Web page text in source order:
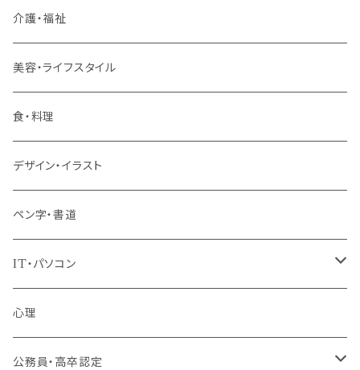
リーダー（主任・係長）
管理職
階層共通
パッケージプラン
介護・福祉
美容・ライフスタイル
食・料理
デザイン・イラスト
ペン字・書道
IT・パソコン
MOS（ﾏｲｸﾛｿﾌﾄｵﾌｨｽｽﾍﾟｼｬﾘｽﾄ）講座
プログラミング・Web制作入門講座
心理
公務員・高卒認定